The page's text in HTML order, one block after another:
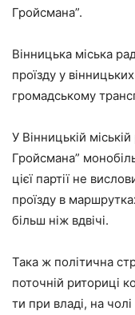
Гройсмана”.
Вінницька міська
проїзду у
громадському
У Вінницькій міській
Гройсмана”
цієї партії не
проїзду в
більш ніж вдвічі.
Така ж політична
поточній риториці
ти при владі, на